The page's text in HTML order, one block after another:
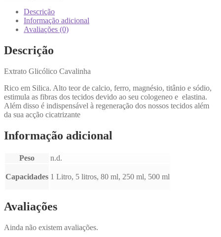
Descrição
Informação adicional
Avaliações (0)
Descrição
Extrato Glicólico Cavalinha
Rico em Silica. Alto teor de calcio, ferro, magnésio, titânio e sódio,
estimula as fibras dos tecidos devido ao seu cologeneo e elastina.
Além disso é indispensável à regeneração dos nossos tecidos além
da sua acção cicatrizante
Informação adicional
Peso n.d.
Capacidades 1 Litro, 5 litros, 80 ml, 250 ml, 500 ml
Avaliações
Ainda não existem avaliações.